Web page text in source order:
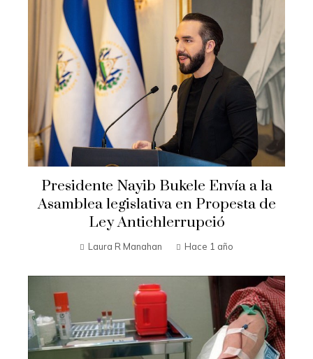
Presidente Nayib Bukele Envía a la
Asamblea legislativa en Propesta de
Ley Antichlerrupció
Laura R Manahan Hace 1 año